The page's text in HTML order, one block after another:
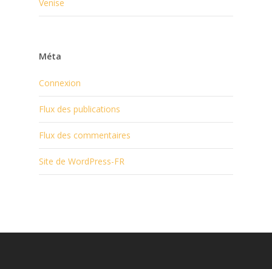
Venise
Méta
Connexion
Flux des publications
Flux des commentaires
Site de WordPress-FR